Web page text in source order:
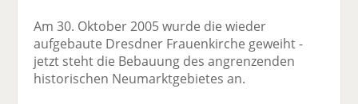
Am 30. Oktober 2005 wurde die wieder
aufgebaute Dresdner Frauenkirche geweiht -
jetzt steht die Bebauung des angrenzenden
historischen Neumarktgebietes an.